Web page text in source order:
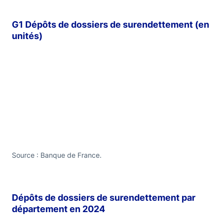
G1 Dépôts de dossiers de surendettement (en
unités)
Source : Banque de France.
Dépôts de dossiers de surendettement par
département en 2024